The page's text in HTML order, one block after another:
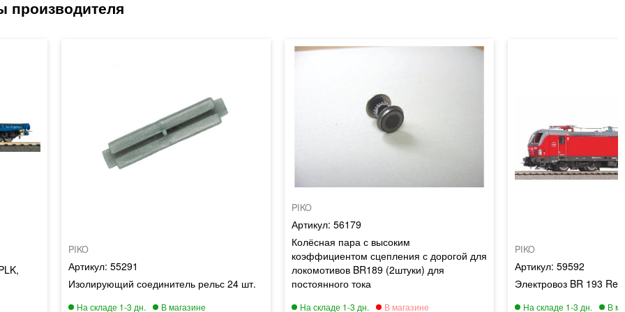
PIKO
55291
Изолирующий соединитель рельс 24 шт.
PIKO
56179
Колёсная пара с высоким
коэффициентом сцепления с дорогой для
локомотивов BR189 (2штуки) для
постоянного тока
PIKO
59592
Электровоз BR 193